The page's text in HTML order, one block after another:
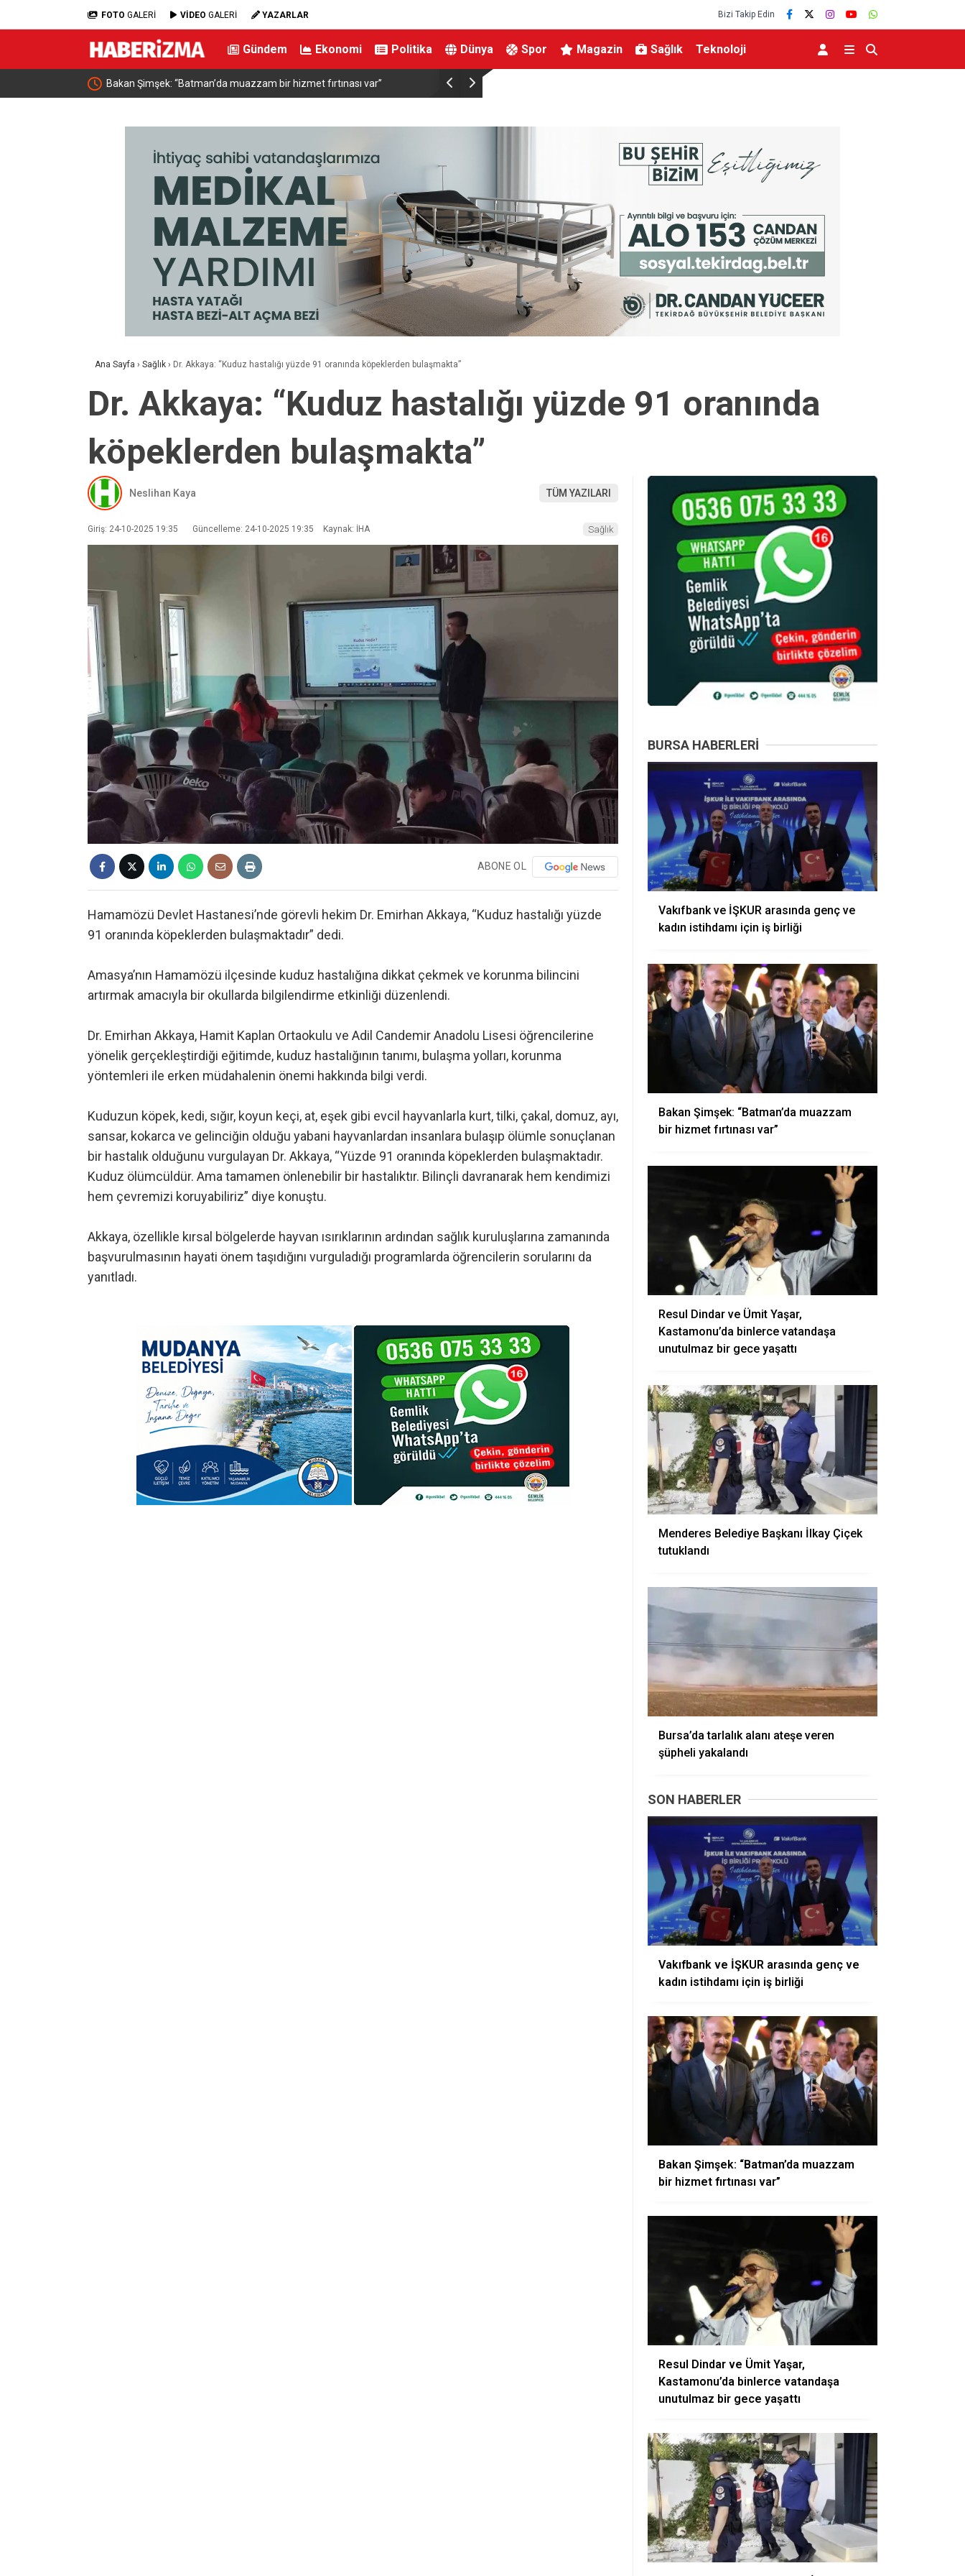
FOTO GALERİ VİDEO GALERİ YAZARLAR Bizi Takip Edin
Gündem Ekonomi Politika Dünya Spor Magazin Sağlık Teknoloji
Bakan Şimşek: “Batman’da muazzam bir hizmet fırtınası var” Resul Dindar ve Ümit Yaşar, Kastamonu’da binlerce vatandaşa
Ana Sayfa › Sağlık › Dr. Akkaya: “Kuduz hastalığı yüzde 91 oranında köpeklerden bulaşmakta”
Dr. Akkaya: “Kuduz hastalığı yüzde 91 oranında
köpeklerden bulaşmakta”
Neslihan Kaya TÜM YAZILARI
Giriş: 24-10-2025 19:35 Güncelleme: 24-10-2025 19:35 Kaynak: İHA Sağlık
ABONE OL
Hamamözü Devlet Hastanesi’nde görevli hekim Dr. Emirhan Akkaya, “Kuduz hastalığı yüzde
91 oranında köpeklerden bulaşmaktadır” dedi.
Amasya’nın Hamamözü ilçesinde kuduz hastalığına dikkat çekmek ve korunma bilincini
artırmak amacıyla bir okullarda bilgilendirme etkinliği düzenlendi.
Dr. Emirhan Akkaya, Hamit Kaplan Ortaokulu ve Adil Candemir Anadolu Lisesi öğrencilerine
yönelik gerçekleştirdiği eğitimde, kuduz hastalığının tanımı, bulaşma yolları, korunma
yöntemleri ile erken müdahalenin önemi hakkında bilgi verdi.
Kuduzun köpek, kedi, sığır, koyun keçi, at, eşek gibi evcil hayvanlarla kurt, tilki, çakal, domuz, ayı,
sansar, kokarca ve gelinciğin olduğu yabani hayvanlardan insanlara bulaşıp ölümle sonuçlanan
bir hastalık olduğunu vurgulayan Dr. Akkaya, “Yüzde 91 oranında köpeklerden bulaşmaktadır.
Kuduz ölümcüldür. Ama tamamen önlenebilir bir hastalıktır. Bilinçli davranarak hem kendimizi
hem çevremizi koruyabiliriz” diye konuştu.
Akkaya, özellikle kırsal bölgelerde hayvan ısırıklarının ardından sağlık kuruluşlarına zamanında
başvurulmasının hayati önem taşıdığını vurguladığı programlarda öğrencilerin sorularını da
yanıtladı.
BURSA HABERLERI
Vakıfbank ve İŞKUR arasında genç ve
kadın istihdamı için iş birliği
Bakan Şimşek: “Batman’da muazzam
bir hizmet fırtınası var”
Resul Dindar ve Ümit Yaşar,
Kastamonu’da binlerce vatandaşa
unutulmaz bir gece yaşattı
Menderes Belediye Başkanı İlkay Çiçek
tutuklandı
Bursa’da tarlalık alanı ateşe veren
şüpheli yakalandı
SON HABERLER
Vakıfbank ve İŞKUR arasında genç ve
kadın istihdamı için iş birliği
Bakan Şimşek: “Batman’da muazzam
bir hizmet fırtınası var”
Resul Dindar ve Ümit Yaşar,
Kastamonu’da binlerce vatandaşa
unutulmaz bir gece yaşattı